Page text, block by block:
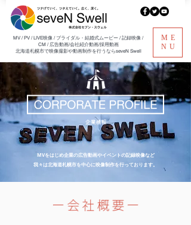
​MV / PV / LIVE映像 / ブライダル・結婚式ムービー / 記録映像 /
CM / 広告動画/会社紹介動画/採用動画
北海道札幌市で映像撮影や動画制作を行うならseveN Swell
ME
NU
MVをはじめ企業の広告動画やイベントの記録映像など
我々は北海道札幌市を中心に映像制作を行っております。